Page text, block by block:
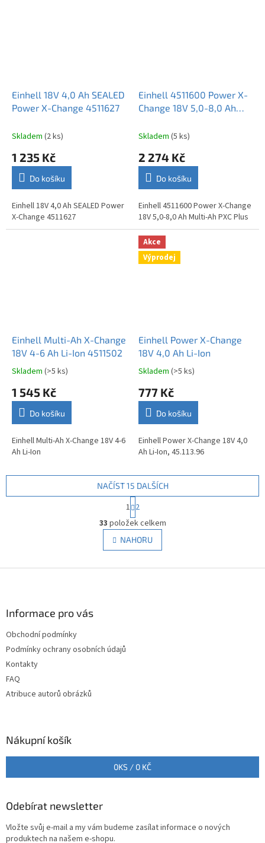
Einhell 18V 4,0 Ah SEALED
Power X-Change 4511627
Skladem (2 ks)
1 235 Kč
Do košíku
Einhell 18V 4,0 Ah SEALED Power
X-Change 4511627
Einhell 4511600 Power X-
Change 18V 5,0-8,0 Ah
Skladem (5 ks)
2 274 Kč
Do košíku
Einhell 4511600 Power X-Change
18V 5,0-8,0 Ah Multi-Ah PXC Plus
Einhell Multi-Ah X-Change
18V 4-6 Ah Li-Ion 4511502
Průměrné
produktu
4,5
5
hvězdiček.
Skladem (>5 ks)
1 545 Kč
Do košíku
Einhell Multi-Ah X-Change 18V 4-6
Ah Li-Ion
Akce
Výprodej
Einhell Power X-Change
18V 4,0 Ah Li-Ion
Průměrné
produktu
3,3
5
hvězdiček.
Skladem (>5 ks)
777 Kč
Do košíku
Einhell Power X-Change 18V 4,0
Ah Li-Ion, 45.113.96
O
v
l
á
NAČÍST 15 DALŠÍCH
t
r
á
n
k
v
1 2
33 položek celkem
NAHORU
Informace pro vás
Obchodní podmínky
Podmínky ochrany osobních údajů
Kontakty
FAQ
Atribuce autorů obrázků
Nákupní košík
0KS / 0 KČ
Odebírat newsletter
Vložte svůj e-mail a my vám budeme zasílat informace o nových
produktech na našem e-shopu.